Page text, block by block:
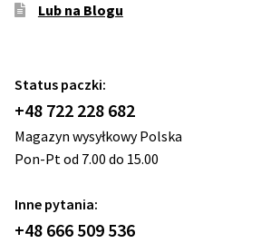
Lub na Blogu
Status paczki:
+48 722 228 682
Magazyn wysyłkowy Polska
Pon-Pt od 7.00 do 15.00
Inne pytania:
+48 666 509 536